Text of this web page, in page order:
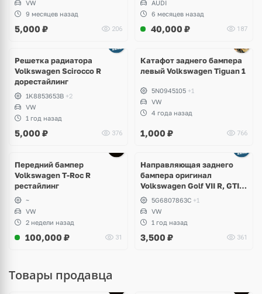
VW
9 месяцев назад
5,000 ₽ 206
AUDI
6 месяцев назад
40,000 ₽ 187
Решетка радиатора
Volkswagen Scirocco R
дорестайлинг
1K8853653B +2
VW
1 год назад
5,000 ₽ 376
Катафот заднего бампера
левый Volkswagen Tiguan 1
5N0945105 +1
VW
4 года назад
1,000 ₽ 766
Передний бампер
Volkswagen T-Roc R
рестайлинг
~
VW
2 недели назад
100,000 ₽ 31
Направляющая заднего
бампера оригинал
Volkswagen Golf VII R, GTI,
e-Golf5G6807863C +1
VW
1 год назад
3,500 ₽ 361
Товары продавца